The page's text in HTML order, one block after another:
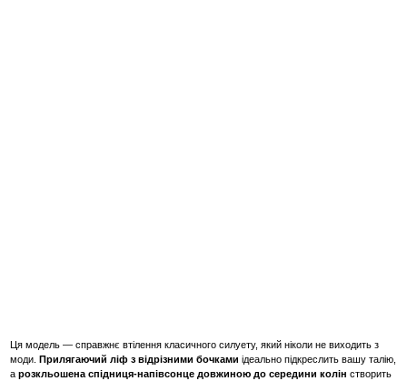
Ця модель — справжнє втілення класичного силуету, який ніколи не виходить з
моди.Прилягаючий ліф з відрізними бочками ідеально підкреслить вашу талію,
арозкльошена спідниця-напівсонце довжиною до середини колін створить